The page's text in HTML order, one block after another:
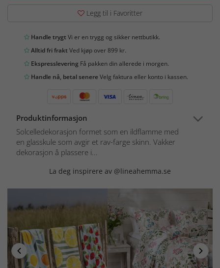
Legg til i Favoritter
Handle trygtVi er en trygg og sikker nettbutikk.
Alltid fri fraktVed kjøp over 899 kr.
Ekspresslevering Få pakken din allerede i morgen.
Handle nå, betal senereVelg faktura eller konto i kassen.
Produktinformasjon
Solcelledekorasjon formet som en ildflamme med
en glasskule som avgir et rav-farge skinn. Vakker
dekorasjon å plassere i...
La deg inspirere av @lineahemma.se